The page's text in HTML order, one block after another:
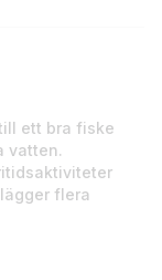
ett bra fiske
vatten.
flera